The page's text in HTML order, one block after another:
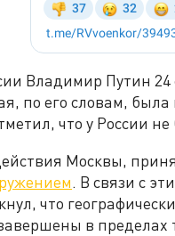
Владимир Путин
по его словам,
что у России
Москвы,
. В связи с
что
в пределах